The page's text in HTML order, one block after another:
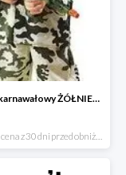
Kostium karnawałowy ŻÓŁNIERZ
*najniższa cena z 30 dni przed obniżką